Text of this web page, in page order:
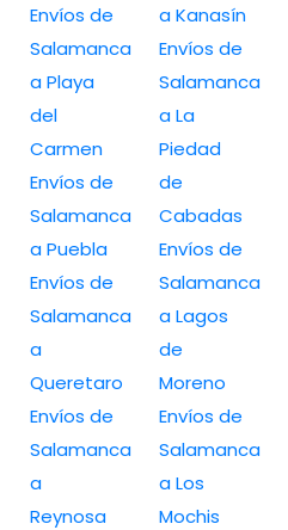
Envíos de
Salamanca
a Playa
del
Carmen
Envíos de
Salamanca
a Puebla
Envíos de
Salamanca
a
Queretaro
Envíos de
Salamanca
a
Reynosa
a Kanasín
Envíos de
Salamanca
a La
Piedad
de
Cabadas
Envíos de
Salamanca
a Lagos
de
Moreno
Envíos de
Salamanca
a Los
Mochis